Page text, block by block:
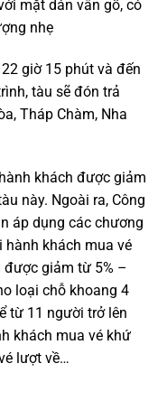
mặt dán vân gỗ, có
nhẹ
giờ 15 phút và đến
tàu sẽ đón trả
Tháp Chàm, Nha
khách được giảm
này. Ngoài ra, Công
áp dụng các chương
hành khách mua vé
giảm từ 5% –
loại chỗ khoang 4
từ 11 người trở lên
khách mua vé khứ
lượt về…